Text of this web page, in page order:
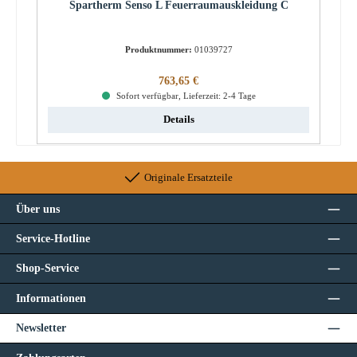
Spartherm Senso L Feuerraumauskleidung C
Produktnummer: 01039727
Regulärer Preis:
763,65 €
Sofort verfügbar, Lieferzeit: 2-4 Tage
Details
Originale Ersatzteile
Über uns
Service-Hotline
Shop-Service
Informationen
Newsletter